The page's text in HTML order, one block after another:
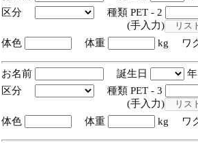
区分
種類 PET - 2
(手入力)
体色
体重 kg ワ
お名前 誕生日
区分
種類 PET - 3
(手入力)
体色
体重 kg ワ